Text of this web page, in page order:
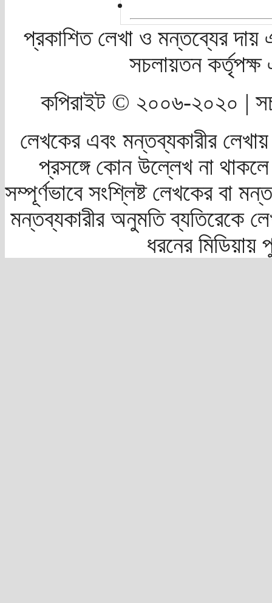
প্রকাশিত লেখা ও মন্তব্যের দায়
সচলায়তন
কপিরাইট © ২০০৬-২০২০ |
লেখকের এবং মন্তব্যকারীর
প্রসঙ্গে কোন উল্লেখ না
সম্পূর্ণভাবে সংশ্লিষ্ট লেখকের বা
মন্তব্যকারীর অনুমতি ব্যতিরেকে
ধরনের মিডিয়ায়